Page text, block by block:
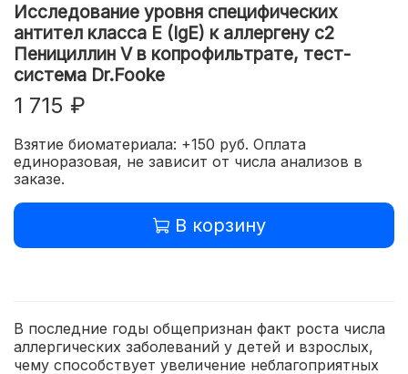
Исследование уровня специфических
антител класса E (IgE) к аллергену с2
Пенициллин V в копрофильтрате, тест-
система Dr.Fooke
1 715 ₽
Взятие биоматериала: +150 руб. Оплата
единоразовая, не зависит от числа анализов в
заказе.
В корзину
В последние годы общепризнан факт роста числа
аллергических заболеваний у детей и взрослых,
чему способствует увеличение неблагоприятных